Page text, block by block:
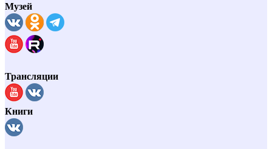
Музей
Трансляции
Книги